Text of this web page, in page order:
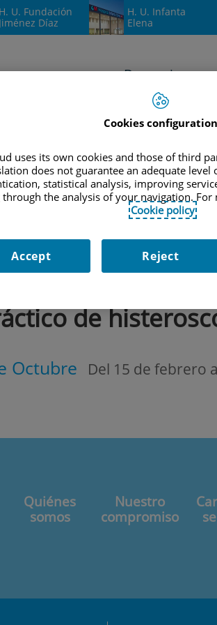
H. U. Fundación
Jiménez Díaz
H. U. Infanta
Elena
Docencia e
investigación
|XXVII CURSO TEÓRICO PRÁCTICO DE
de
Octubre Del 15 de febrero
Quiénes
somos
Nuestro
compromiso
Cookies configuration
uses its own cookies and those of third
does not guarantee an adequate
statistical analysis, improving
the analysis of your navigation.
Cookie policy
Reject
Accept